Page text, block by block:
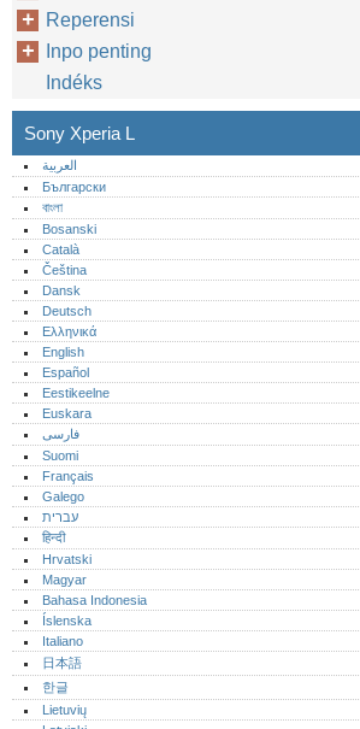
Reperensi
Inpo penting
Indéks
Sony Xperia L
العربية
Български
বাংলা
Bosanski
Català
Čeština
Dansk
Deutsch
Ελληνικά
English
Español
Eestikeelne
Euskara
فارسی
Suomi
Français
Galego
עברית
हिन्दी
Hrvatski
Magyar
Bahasa Indonesia
Íslenska
Italiano
日本語
한글
Lietuvių